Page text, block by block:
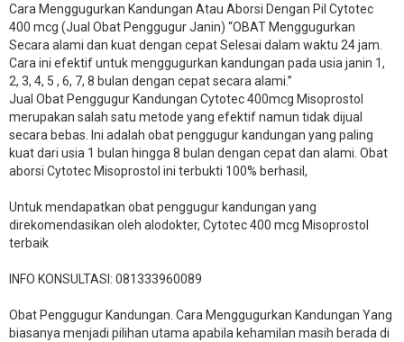
Cara Menggugurkan Kandungan Atau Aborsi Dengan Pil Cytotec
400 mcg (Jual Obat Penggugur Janin) “OBAT Menggugurkan
Secara alami dan kuat dengan cepat Selesai dalam waktu 24 jam.
Cara ini efektif untuk menggugurkan kandungan pada usia janin 1,
2, 3, 4, 5 , 6, 7, 8 bulan dengan cepat secara alami.”
Jual Obat Penggugur Kandungan Cytotec 400mcg Misoprostol
merupakan salah satu metode yang efektif namun tidak dijual
secara bebas. Ini adalah obat penggugur kandungan yang paling
kuat dari usia 1 bulan hingga 8 bulan dengan cepat dan alami. Obat
aborsi Cytotec Misoprostol ini terbukti 100% berhasil,
Untuk mendapatkan obat penggugur kandungan yang
direkomendasikan oleh alodokter, Cytotec 400 mcg Misoprostol
terbaik
INFO KONSULTASI: 081333960089
​Obat Penggugur Kandungan. Cara Menggugurkan Kandungan Yang
biasanya menjadi pilihan utama apabila kehamilan masih berada di